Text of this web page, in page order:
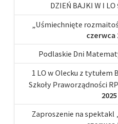
DZIEŃ BAJKI W I LO
„Uśmiechnięte
czerwca
Podlaskie Dni
1 LO w Olecku z tytułem
Szkoły Praworządności
2025
Zaproszenie na spektakl